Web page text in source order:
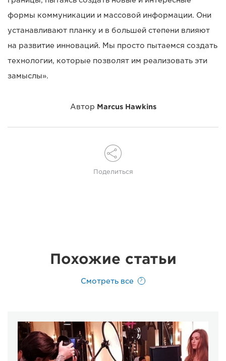
формы коммуникации и массовой информации. Они
устанавливают планку и в большей степени влияют
на развитие инноваций. Мы просто пытаемся создать
технологии, которые позволят им реализовать эти
замыслы».
Автор Marcus Hawkins
Поделиться
Похожие статьи
Смотреть все